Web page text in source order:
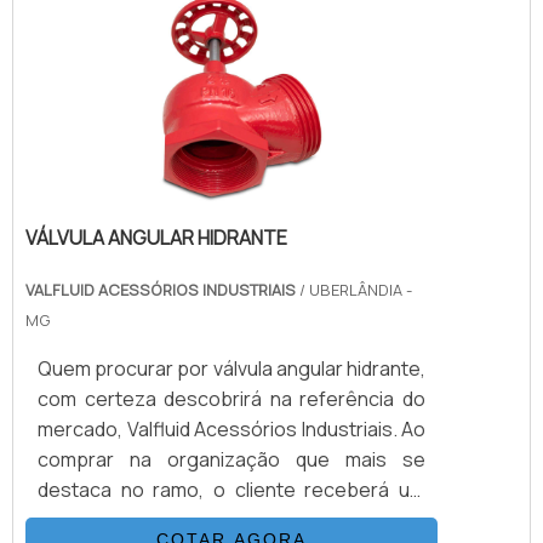
produtos. Se preferir, entre em contato
com um dos nossos consultores e solicite
VÁLVULA ANGULAR HIDRANTE
VALFLUID ACESSÓRIOS INDUSTRIAIS / UBERLÂNDIA -
MG
Quem procurar por válvula angular hidrante,
com certeza descobrirá na referência do
mercado, Valfluid Acessórios Industriais. Ao
comprar na organização que mais se
destaca no ramo, o cliente receberá um
atendimento de excelência e terá a